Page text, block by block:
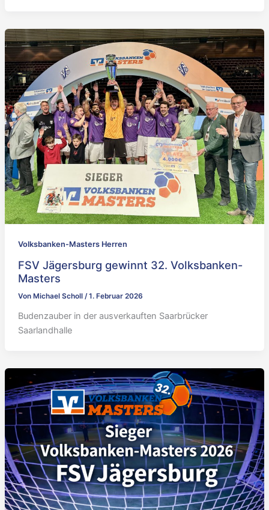
Volksbanken-Masters Herren
FSV Jägersburg gewinnt 32. Volksbanken-
Masters
Von Michael Scholl /1. Februar 2026
Budenzauber in der ausverkauften Saarbrücker
Saarlandhalle